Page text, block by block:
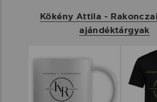
Kökény Attila -
ajándéktárgyak